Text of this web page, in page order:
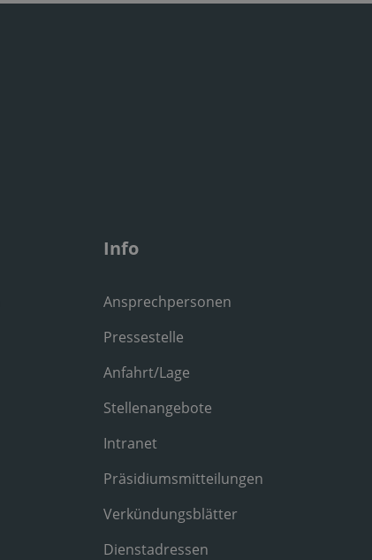
Info
Ansprechpersonen
Pressestelle
Anfahrt/Lage
Stellenangebote
Intranet
Präsidiumsmitteilungen
Verkündungsblätter
Dienstadressen